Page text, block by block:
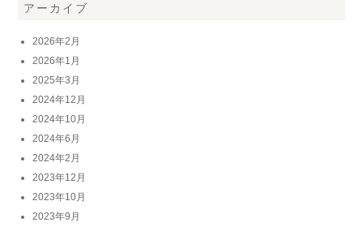
アーカイブ
2026年2月
2026年1月
2025年3月
2024年12月
2024年10月
2024年6月
2024年2月
2023年12月
2023年10月
2023年9月